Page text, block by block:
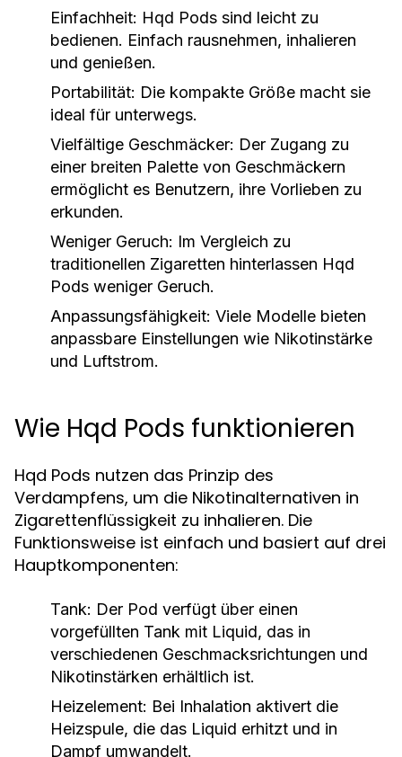
Einfachheit: Hqd Pods sind leicht zu
bedienen. Einfach rausnehmen, inhalieren
und genießen.
Portabilität: Die kompakte Größe macht sie
ideal für unterwegs.
Vielfältige Geschmäcker: Der Zugang zu
einer breiten Palette von Geschmäckern
ermöglicht es Benutzern, ihre Vorlieben zu
erkunden.
Weniger Geruch: Im Vergleich zu
traditionellen Zigaretten hinterlassen Hqd
Pods weniger Geruch.
Anpassungsfähigkeit: Viele Modelle bieten
anpassbare Einstellungen wie Nikotinstärke
und Luftstrom.
Wie Hqd Pods funktionieren
Hqd Pods nutzen das Prinzip des
Verdampfens, um die Nikotinalternativen in
Zigarettenflüssigkeit zu inhalieren. Die
Funktionsweise ist einfach und basiert auf drei
Hauptkomponenten:
Tank: Der Pod verfügt über einen
vorgefüllten Tank mit Liquid, das in
verschiedenen Geschmacksrichtungen und
Nikotinstärken erhältlich ist.
Heizelement: Bei Inhalation aktivert die
Heizspule, die das Liquid erhitzt und in
Dampf umwandelt.